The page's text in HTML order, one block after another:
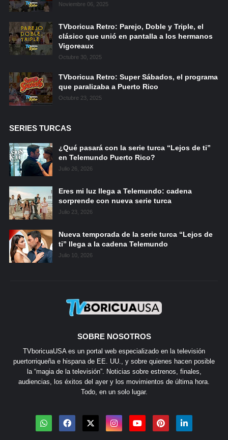
Noviembre 06, 2025
TVboricua Retro: Parejo, Doble y Triple, el
clásico que unió en pantalla a los hermanos
Vigoreaux
Octubre 30, 2025
TVboricua Retro: Super Sábados, el programa
que paralizaba a Puerto Rico
Octubre 23, 2025
SERIES TURCAS
¿Qué pasará con la serie turca “Lejos de ti”
en Telemundo Puerto Rico?
Julio 26, 2026
Eres mi luz llega a Telemundo: cadena
sorprende con nueva serie turca
Julio 23, 2026
Nueva temporada de la serie turca “Lejos de
ti” llega a la cadena Telemundo
Julio 10, 2026
SOBRE NOSOTROS
TVboricuaUSA es un portal web especializado en la televisión
puertorriqueña e hispana de EE. UU., y sobre quienes hacen posible
la “magia de la televisión”. Noticias sobre estrenos, finales,
audiencias, los éxitos del ayer y los movimientos de última hora.
Todo, en un solo lugar.